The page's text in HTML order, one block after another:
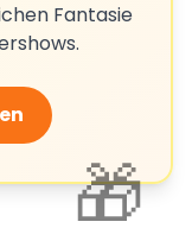
🎁
Fantasie